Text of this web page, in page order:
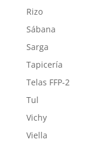
Rizo
Sábana
Sarga
Tapicería
Telas FFP-2
Tul
Vichy
Viella